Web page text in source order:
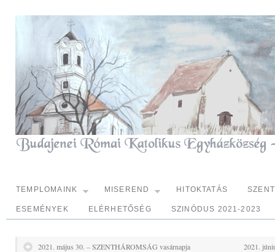
TEMPLOMAINK MISEREND HITOKTATÁS
ESEMÉNYEK ELÉRHETŐSÉG SZINÓDUS 2021-2023
2021. május 30. – SZENTHÁROMSÁG vasárnapja 2021.